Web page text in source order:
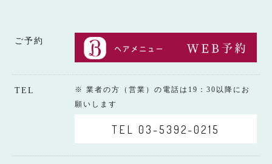
ご予約
TEL
※ 業者の方（営業）の電話は19：30以降にお
願いします
TEL 03-5392-0215